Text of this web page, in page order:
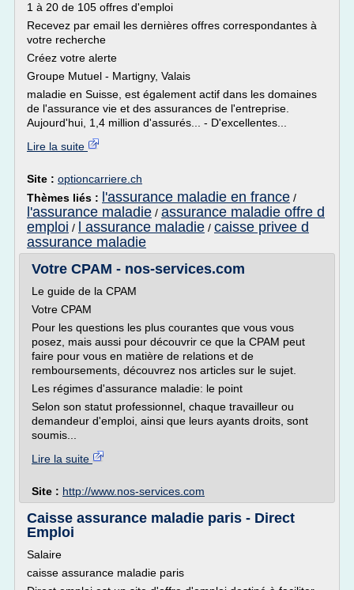
1 à 20 de 105 offres d'emploi
Recevez par email les dernières offres correspondantes à
votre recherche
Créez votre alerte
Groupe Mutuel - Martigny, Valais
maladie en Suisse, est également actif dans les domaines
de l'assurance vie et des assurances de l'entreprise.
Aujourd'hui, 1,4 million d'assurés... - D'excellentes...
Lire la suite
Site : optioncarriere.ch
Thèmes liés :
l'assurance maladie en france /
l'assurance maladie / assurance maladie offre d
emploi / l assurance maladie / caisse privee d
assurance maladie
Votre CPAM - nos-services.com
Le guide de la CPAM
Votre CPAM
Pour les questions les plus courantes que vous vous
posez, mais aussi pour découvrir ce que la CPAM peut
faire pour vous en matière de relations et de
remboursements, découvrez nos articles sur le sujet.
Les régimes d'assurance maladie: le point
Selon son statut professionnel, chaque travailleur ou
demandeur d'emploi, ainsi que leurs ayants droits, sont
soumis...
Lire la suite
Site : http://www.nos-services.com
Caisse assurance maladie paris - Direct
Emploi
Salaire
caisse assurance maladie paris